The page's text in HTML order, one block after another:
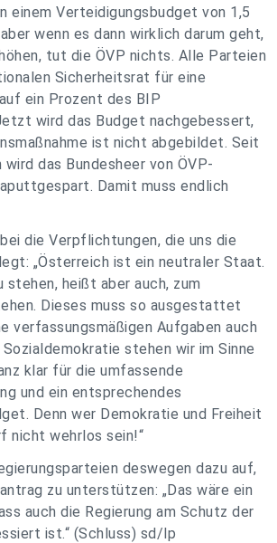
einem Verteidigungsbudget von 1,5
wenn es dann wirklich darum geht,
tut die ÖVP nichts. Alle Parteien
Sicherheitsrat für eine
ein Prozent des BIP
wird das Budget nachgebessert,
ist nicht abgebildet. Seit
das Bundesheer von ÖVP-
Damit muss endlich
die Verpflichtungen, die uns die
„Österreich ist ein neutraler Staat.
heißt aber auch, zum
Dieses muss so ausgestattet
verfassungsmäßigen Aufgaben auch
stehen wir im Sinne
klar für die umfassende
und ein entsprechendes
Denn wer Demokratie und Freiheit
nicht wehrlos sein!“
deswegen dazu auf,
zu unterstützen: „Das wäre ein
auch die Regierung am Schutz der
ist.“ (Schluss) sd/lp